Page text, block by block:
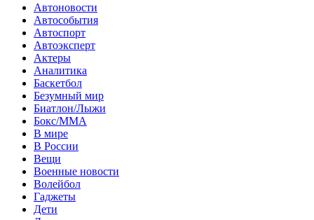
Автоновости
Автособытия
Автоспорт
Автоэксперт
Актеры
Аналитика
Баскетбол
Безумный мир
Биатлон/Лыжи
Бокс/MMA
В мире
В России
Вещи
Военные новости
Волейбол
Гаджеты
Дети